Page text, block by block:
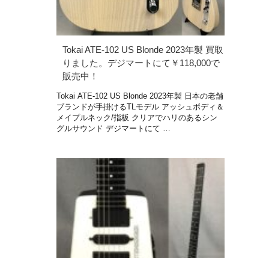
Tokai ATE-102 US Blonde 2023年製 買取
りました。デジマートにて￥118,000で
販売中！
Tokai ATE-102 US Blonde 2023年製 日本の老舗
ブランドが手掛けるTLモデル アッシュボディ＆
メイプルネック/指板 クリアでハリのあるシン
グルサウンド デジマートにて …